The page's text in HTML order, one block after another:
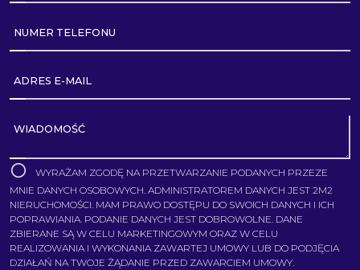
NUMER TELEFONU
ADRES E-MAIL
WIADOMOŚĆ
WYRAŻAM ZGODĘ NA PRZETWARZANIE PODANYCH PRZEZE
MNIE DANYCH OSOBOWYCH. ADMINISTRATOREM DANYCH JEST 2M2
NIERUCHOMOŚCI. MAM PRAWO DOSTĘPU DO SWOICH DANYCH I ICH
POPRAWIANIA. PODANIE DANYCH JEST DOBROWOLNE. DANE
ZBIERANE SĄ W CELU MARKETINGOWYM ORAZ W CELU
REALIZOWANIA I WYKONANIA ZAWARTEJ UMOWY LUB DO PODJĘCIA
DZIAŁAŃ NA TWOJE ŻĄDANIE PRZED ZAWARCIEM UMOWY.